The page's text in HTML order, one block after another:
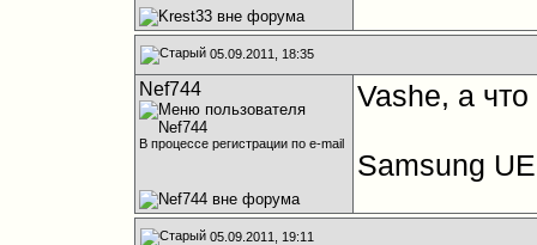
05.09.2011, 18:35
Nef744
В процессе регистрации по e-mail
Vashe, а
Samsung
05.09.2011, 19:11